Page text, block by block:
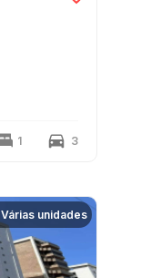
1 3
Várias unidades